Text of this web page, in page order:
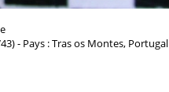
- Pays : Tras os Montes, Portugal